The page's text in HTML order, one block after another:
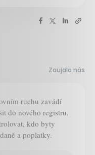
Zaujalo nás
ruchu zavádí
do nového registru.
kdo byty
a poplatky.